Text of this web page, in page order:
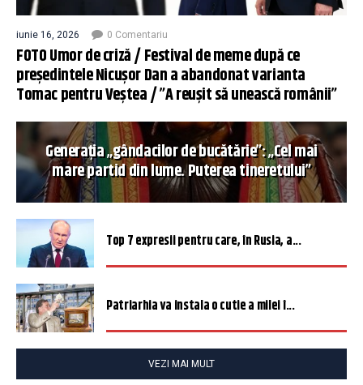
iunie 16, 2026 0 Comentariu
FOTO Umor de criză / Festival de meme după ce
președintele Nicușor Dan a abandonat varianta
Tomac pentru Veștea / ”A reușit să unească românii”
Generația „gândacilor de bucătărie”: „Cel mai
mare partid din lume. Puterea tineretului”
Top 7 expresii pentru care, în Rusia, a...
Patriarhia va instala o cutie a milei î...
VEZI MAI MULT